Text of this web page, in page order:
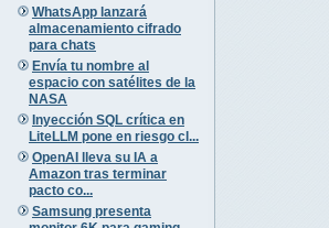
WhatsApp lanzará
almacenamiento cifrado
para chats
Envía tu nombre al
espacio con satélites de la
NASA
Inyección SQL crítica en
LiteLLM pone en riesgo cl...
OpenAI lleva su IA a
Amazon tras terminar
pacto co...
Samsung presenta